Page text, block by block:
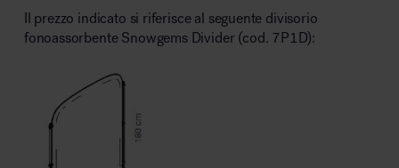
Il prezzo indicato si riferisce al seguente divisorio
fonoassorbente Snowgems Divider (cod. 7P1D):